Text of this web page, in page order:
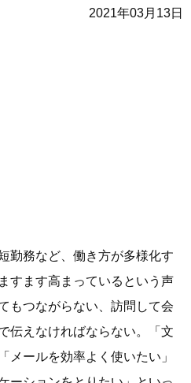
2021年03月13日
勤務など、働き方が多様化す
すます高まっているという声
もつながらない、訪問して会
伝えなければならない。「文
メールを効率よく使いたい」